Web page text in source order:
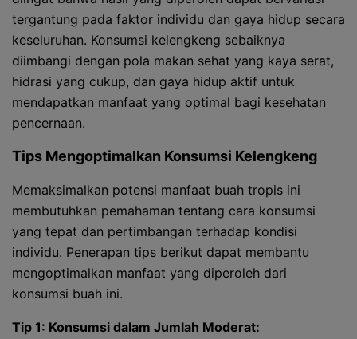
tergantung pada faktor individu dan gaya hidup secara
keseluruhan. Konsumsi kelengkeng sebaiknya
diimbangi dengan pola makan sehat yang kaya serat,
hidrasi yang cukup, dan gaya hidup aktif untuk
mendapatkan manfaat yang optimal bagi kesehatan
pencernaan.
Tips Mengoptimalkan Konsumsi Kelengkeng
Memaksimalkan potensi manfaat buah tropis ini
membutuhkan pemahaman tentang cara konsumsi
yang tepat dan pertimbangan terhadap kondisi
individu. Penerapan tips berikut dapat membantu
mengoptimalkan manfaat yang diperoleh dari
konsumsi buah ini.
Tip 1: Konsumsi dalam Jumlah Moderat: